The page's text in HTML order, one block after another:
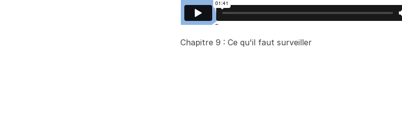
Chapitre 9 : Ce qu'il faut surveiller